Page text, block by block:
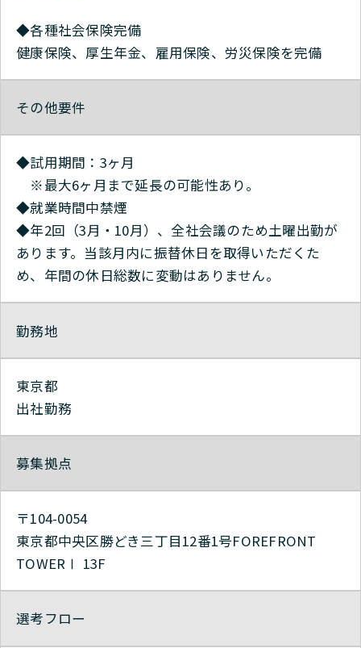
◆各種社会保険完備
健康保険、厚生年金、雇用保険、労災保険を完備
その他要件
◆試用期間：3ヶ月
※最大6ヶ月まで延長の可能性あり。
◆就業時間中禁煙
◆年2回（3月・10月）、全社会議のため土曜出勤が
あります。当該月内に振替休日を取得いただくた
め、年間の休日総数に変動はありません。
勤務地
東京都
出社勤務
募集拠点
〒104-0054
東京都中央区勝どき三丁目12番1号FOREFRONT
TOWERⅠ 13F
選考フロー